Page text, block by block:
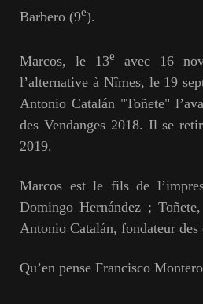
Barbero (9e).
Marcos, le 13e
avec 16
l’alternative à Nîmes, le 19
Antonio Catalán "Toñete"
des Vendanges 2018. Il se
2019.
Marcos est le fils de
Domingo Hernández ;
Antonio Catalán, fondateur
Qu’en pense Francisco